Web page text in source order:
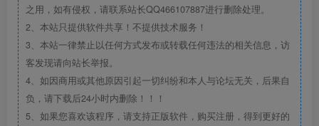
之用，如有侵权，请联系站长QQ466107887进行删除处理。
2、本站只提供软件共享！不提供技术服务！
3、本站一律禁止以任何方式发布或转载任何违法的相关信息，访
客发现请向站长举报。
4、如因商用或其他原因引起一切纠纷和本人与论坛无关，后果自
负，请下载后24小时内删除！！！
5、如果您喜欢该程序，请支持正版软件，购买注册，得到更好的